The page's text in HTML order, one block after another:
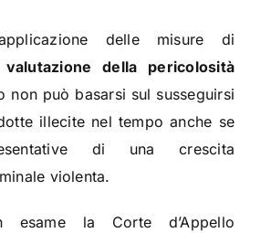
delle misure di
della pericolosità
non può basarsi sul susseguirsi
illecite nel tempo anche se
di una crescita
violenta.
la Corte d’Appello